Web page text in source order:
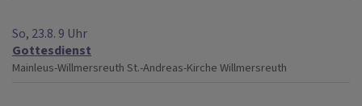
So, 23.8. 9 Uhr
Gottesdienst
Mainleus-Willmersreuth St.-Andreas-Kirche Willmersreuth